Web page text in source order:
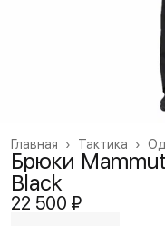
Тактика ›
Главная ›
Брюки
Black
22 500 ₽